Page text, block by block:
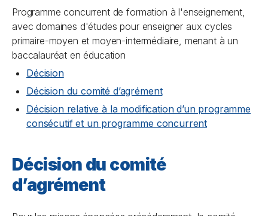
Programme concurrent de formation à l'enseignement,
avec domaines d'études pour enseigner aux cycles
primaire-moyen et moyen-intermédiaire, menant à un
baccalauréat en éducation
Décision
Décision du comité d’agrément
Décision relative à la modification d’un programme
consécutif et un programme concurrent
Décision du comité
d’agrément